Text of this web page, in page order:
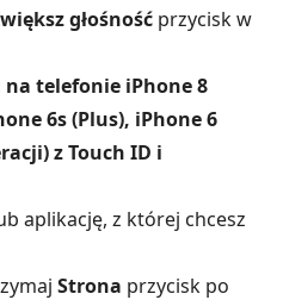
głośność przycisk w
telefonie iPhone 8
6s (Plus), iPhone 6
z Touch ID i
aplikację, z której chcesz
Strona przycisk po